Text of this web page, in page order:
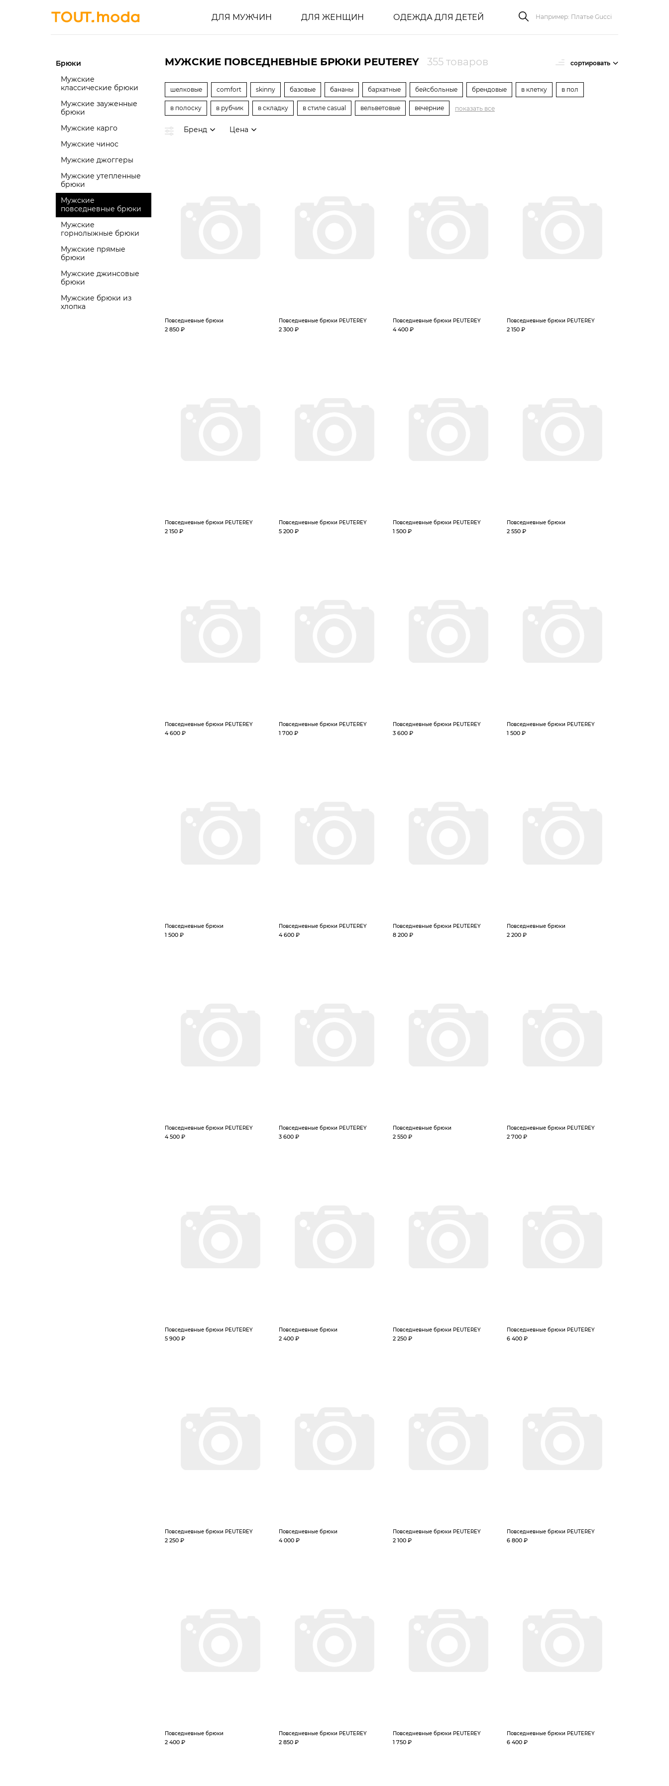
ДЛЯ МУЖЧИН ДЛЯ ЖЕНЩИН ОДЕЖДА ДЛЯ ДЕТЕЙ
Брюки
Мужские
классические брюки
Мужские зауженные
брюки
Мужские карго
Мужские чинос
Мужские джоггеры
Мужские утепленные
брюки
Мужские
повседневные брюки
Мужские
горнолыжные брюки
Мужские прямые
брюки
Мужские джинсовые
брюки
Мужские брюки из
хлопка
МУЖСКИЕ ПОВСЕДНЕВНЫЕ БРЮКИ PEUTEREY 355 товаров сортировать
шелковые comfort skinny базовые бананы бархатные бейсбольные брендовые в клетку в пол
в полоску в рубчик в складку в стиле casual вельветовые вечерние показать все
Бренд Цена
Повседневные брюки
2 850 ₽
Повседневные брюки PEUTEREY
2 300 ₽
Повседневные брюки PEUTEREY
4 400 ₽
Повседневные брюки PEUTEREY
2 150 ₽
Повседневные брюки PEUTEREY
2 150 ₽
Повседневные брюки PEUTEREY
5 200 ₽
Повседневные брюки PEUTEREY
1 500 ₽
Повседневные брюки
2 550 ₽
Повседневные брюки PEUTEREY
4 600 ₽
Повседневные брюки PEUTEREY
1 700 ₽
Повседневные брюки PEUTEREY
3 600 ₽
Повседневные брюки PEUTEREY
1 500 ₽
Повседневные брюки
1 500 ₽
Повседневные брюки PEUTEREY
4 600 ₽
Повседневные брюки PEUTEREY
8 200 ₽
Повседневные брюки
2 200 ₽
Повседневные брюки PEUTEREY
4 500 ₽
Повседневные брюки PEUTEREY
3 600 ₽
Повседневные брюки
2 550 ₽
Повседневные брюки PEUTEREY
2 700 ₽
Повседневные брюки PEUTEREY
5 900 ₽
Повседневные брюки
2 400 ₽
Повседневные брюки PEUTEREY
2 250 ₽
Повседневные брюки PEUTEREY
6 400 ₽
Повседневные брюки PEUTEREY
2 250 ₽
Повседневные брюки
4 000 ₽
Повседневные брюки PEUTEREY
2 100 ₽
Повседневные брюки PEUTEREY
6 800 ₽
Повседневные брюки
2 400 ₽
Повседневные брюки PEUTEREY
2 850 ₽
Повседневные брюки PEUTEREY
1 750 ₽
Повседневные брюки PEUTEREY
6 400 ₽